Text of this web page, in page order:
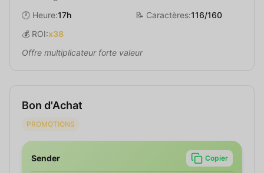
🕐 Heure:17h 📝 Caractères:116/160
💰 ROI:x38
Offre multiplicateur forte valeur
Bon d'Achat
PROMOTIONS
Sender Copier